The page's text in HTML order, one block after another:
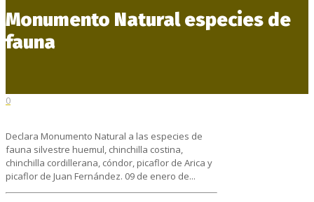
Monumento Natural especies de
fauna
0
Declara Monumento Natural a las especies de
fauna silvestre huemul, chinchilla costina,
chinchilla cordillerana, cóndor, picaflor de Arica y
picaflor de Juan Fernández. 09 de enero de...